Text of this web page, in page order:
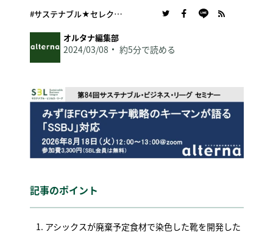
#サステナブル★セレクション
オルタナ編集部
2024/03/08 約5分で読める
記事のポイント
アシックスが廃棄予定食材で染色した靴を開発した